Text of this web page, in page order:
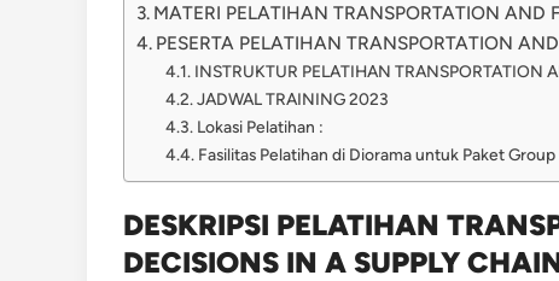
MATERI PELATIHAN TRANSPORTATION AND
PESERTA PELATIHAN TRANSPORTATION
INSTRUKTUR PELATIHAN TRANSPORTATION
JADWAL TRAINING 2023
Lokasi Pelatihan :
Fasilitas Pelatihan di Diorama untuk Paket
DESKRIPSI PELATIHAN
DECISIONS IN A SUPPLY